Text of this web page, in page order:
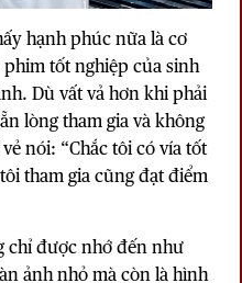
hạnh phúc nữa là cơ
tốt nghiệp của sinh
Dù vất vả hơn khi phải
lòng tham gia và không
nói: “Chắc tôi có vía tốt
tham gia cũng đạt điểm
chỉ được nhớ đến như
ảnh nhỏ mà còn là hình